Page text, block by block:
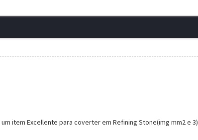
item Excellente para coverter em Refining Stone(img mm2 e 3)